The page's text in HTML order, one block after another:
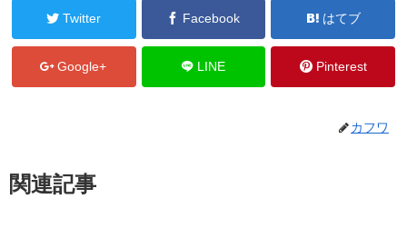
Twitter Facebook はてブ
Google+ LINE Pinterest
カフワ
関連記事